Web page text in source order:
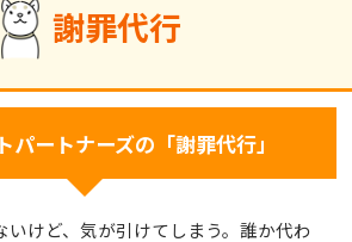
謝罪代行
パートナーズの「謝罪代行」
いけど、気が引けてしまう。誰か代わ